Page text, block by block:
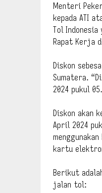
Menteri
kepada ATI
Tol
Rapat Kerja
Diskon
Sumatera.
2024 pukul
Diskon akan
April 2024
kartu
Berikut
jalan tol: